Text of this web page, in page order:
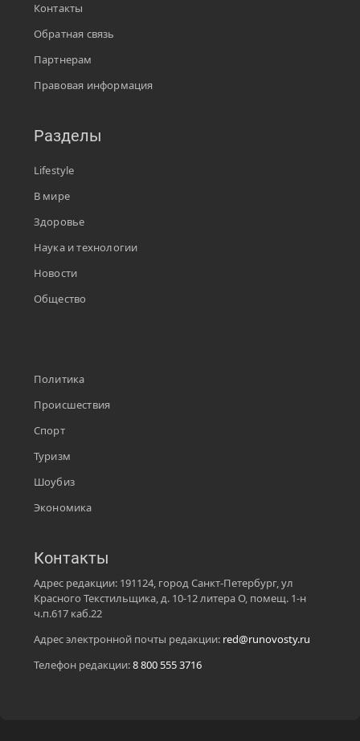
Контакты
Обратная связь
Партнерам
Правовая информация
Разделы
Lifestyle
В мире
Здоровье
Наука и технологии
Новости
Общество
Политика
Происшествия
Спорт
Туризм
Шоубиз
Экономика
Контакты
Адрес редакции: 191124, город Санкт-Петербург, ул
Красного Текстильщика, д. 10-12 литера О, помещ. 1-н
ч.п.617 каб.22
Адрес электронной почты редакции: red@runovosty.ru
Телефон редакции:8 800 555 3716